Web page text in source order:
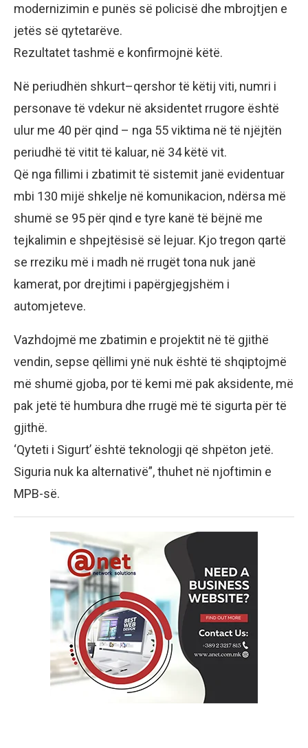
modernizimin e punës së policisë dhe mbrojtjen e
jetës së qytetarëve.
Rezultatet tashmë e konfirmojnë këtë.
Në periudhën shkurt–qershor të këtij viti, numri i
personave të vdekur në aksidentet rrugore është
ulur me 40 për qind – nga 55 viktima në të njëjtën
periudhë të vitit të kaluar, në 34 këtë vit.
Që nga fillimi i zbatimit të sistemit janë evidentuar
mbi 130 mijë shkelje në komunikacion, ndërsa më
shumë se 95 për qind e tyre kanë të bëjnë me
tejkalimin e shpejtësisë së lejuar. Kjo tregon qartë
se rreziku më i madh në rrugët tona nuk janë
kamerat, por drejtimi i papërgjegjshëm i
automjeteve.
Vazhdojmë me zbatimin e projektit në të gjithë
vendin, sepse qëllimi ynë nuk është të shqiptojmë
më shumë gjoba, por të kemi më pak aksidente, më
pak jetë të humbura dhe rrugë më të sigurta për të
gjithë.
‘Qyteti i Sigurt’ është teknologji që shpëton jetë.
Siguria nuk ka alternativë”, thuhet në njoftimin e
MPB-së.